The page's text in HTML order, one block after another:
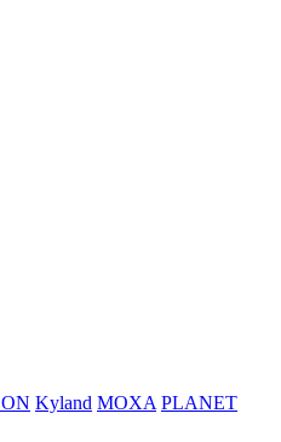
Kyland MOXA PLANET